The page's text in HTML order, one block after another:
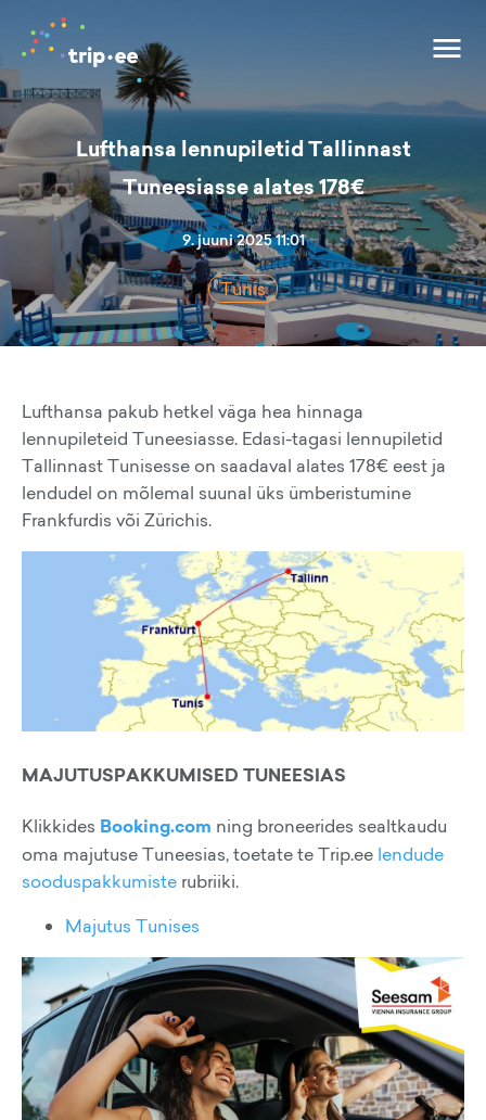
Lufthansa lennupiletid Tallinnast
Tuneesiasse alates 178€
9. juuni 2025 11:01
Tunis
Lufthansa pakub hetkel väga hea hinnaga
lennupileteid Tuneesiasse. Edasi-tagasi lennupiletid
Tallinnast Tunisesse on saadaval alates 178€ eest ja
lendudel on mõlemal suunal üks ümberistumine
Frankfurdis või Zürichis.
MAJUTUSPAKKUMISED TUNEESIAS
Klikkides Booking.com ning broneerides sealtkaudu
oma majutuse Tuneesias, toetate te Trip.ee lendude
sooduspakkumiste rubriiki.
Majutus Tunises